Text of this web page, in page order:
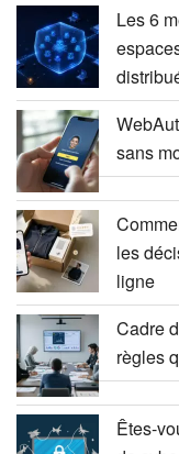
Les 6
sans
les
ligne
Cadre
règles
Êtes-